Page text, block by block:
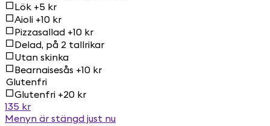
Lök +5 kr
Aioli +10 kr
Pizzasallad +10 kr
Delad, på 2 tallrikar
Utan skinka
Bearnaisesås +10 kr
Glutenfri
Glutenfri +20 kr
135 kr
Menyn är stängd just nu